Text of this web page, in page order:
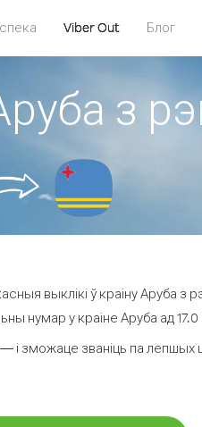
Viber Out Блог
з
выклікі ў краіну Аруба з
нумар у краіне Аруба ад 17.0
званіць па лепшых